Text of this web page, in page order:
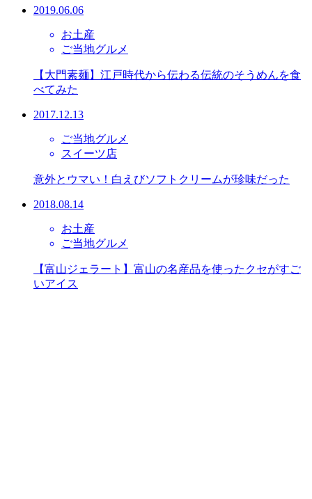
2019.06.06
お土産
ご当地グルメ
【大門素麺】江戸時代から伝わる伝統のそうめんを食
べてみた
2017.12.13
ご当地グルメ
スイーツ店
意外とウマい！白えびソフトクリームが珍味だった
2018.08.14
お土産
ご当地グルメ
【富山ジェラート】富山の名産品を使ったクセがすご
いアイス